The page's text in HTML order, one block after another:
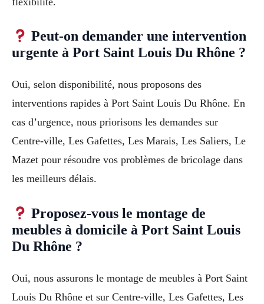
Peut-on demander une intervention
urgente à Port Saint Louis Du Rhône ?
Oui, selon disponibilité, nous proposons des
interventions rapides à Port Saint Louis Du Rhône. En
cas d’urgence, nous priorisons les demandes sur
Centre-ville, Les Gafettes, Les Marais, Les Saliers, Le
Mazet pour résoudre vos problèmes de bricolage dans
les meilleurs délais.
Proposez-vous le montage de
meubles à domicile à Port Saint Louis
Du Rhône ?
Oui, nous assurons le montage de meubles à Port Saint
Louis Du Rhône et sur Centre-ville, Les Gafettes, Les